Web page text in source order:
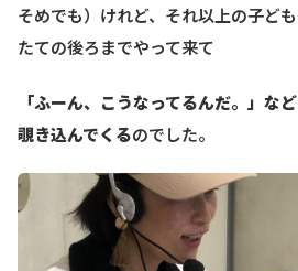
そめでも）けれど、それ以上の子ど
たての後ろまでやって来て
「ふーん、こうなってるんだ。」な
覗き込んでくるのでした。